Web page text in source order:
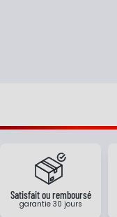
Satisfait ou remboursé
garantie 30 jours